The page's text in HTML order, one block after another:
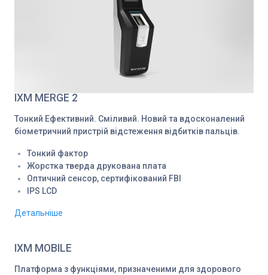
IXM MERGE 2
Тонкий Ефективний. Сміливий. Новий та вдосконалений
біометричний пристрій відстеження відбитків пальців.
Тонкий фактор
Жорстка тверда друкована плата
Оптичний сенсор, сертифікований FBI
IPS LCD
Детальніше
IXM MOBILE
Платформа з функціями, призначеними для здорового